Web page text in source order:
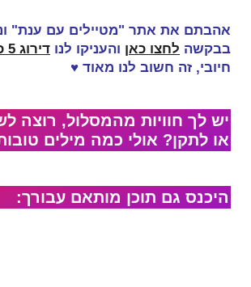
אהבתם את אתר "מטיילים עם ענת"
בבקשה לחצו כאן והעניקו לנו דירוג 5 כוכבים
חיובי, זה חשוב לנו מאוד ♥
יש לך חוויות מהמסלול, רוצה
או לתקן? אולי כמה מילים
היכנס גם תוכן מותאם עבורך: